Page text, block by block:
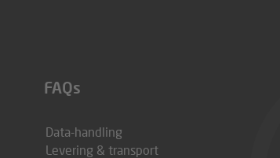
FAQs
Data-handling
Levering & transport